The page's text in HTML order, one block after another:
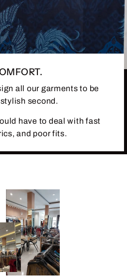
all our garments to be
second.
have to deal with fast
and poor fits.